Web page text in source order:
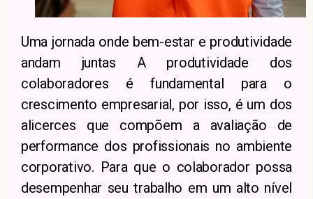
Uma jornada onde bem-estar e produtividade
andam juntas A produtividade dos
colaboradores é fundamental para o
crescimento empresarial, por isso, é um dos
alicerces que compõem a avaliação de
performance dos profissionais no ambiente
corporativo. Para que o colaborador possa
desempenhar seu trabalho em um alto nível